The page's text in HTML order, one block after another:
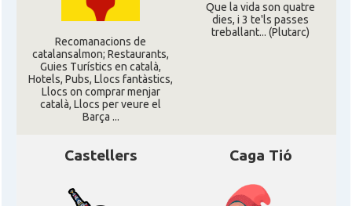
Catalans a MILTON KEYNES
CAMON Catalans a Newcastle upon Tyne
CAMON
Recomanacions de
catalansalmon; Restaurants,
Guies Turístics en català,
Hotels, Pubs, Llocs fantàstics,
Llocs on comprar menjar
català, Llocs per veure el
Barça ...
Que la vida son quatre
dies, i 3 te'ls passes
treballant... (Plutarc)
Castellers Caga Tió